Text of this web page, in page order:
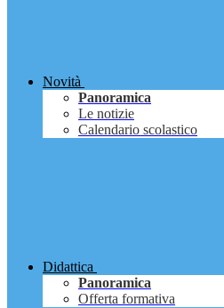
Novità
Panoramica
Le notizie
Calendario scolastico
Didattica
Panoramica
Offerta formativa